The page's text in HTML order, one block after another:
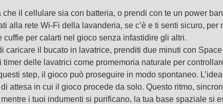
che il cellulare sia con batteria, o prendi con te un power
alla rete Wi-Fi della lavanderia, se c’è e ti senti sicuro, per
cuffie per calarti nel gioco senza infastidire gli altri.
caricare il bucato in lavatrice, prenditi due minuti con
timer delle lavatrici come promemoria naturale per
step, il gioco può proseguire in modo spontaneo.
attesa in cui il gioco procede da solo. Questo ritmo,
i tuoi indumenti si purificano, la tua base spaziale si